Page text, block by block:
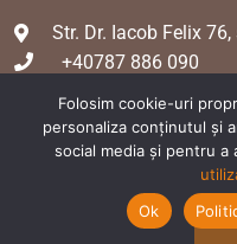
Str. Dr. Iacob Felix
+40787 886 090
office@dentperfect.ro
Folosim cookie-uri
personaliza conținutul și
social media și pentru a
Ok